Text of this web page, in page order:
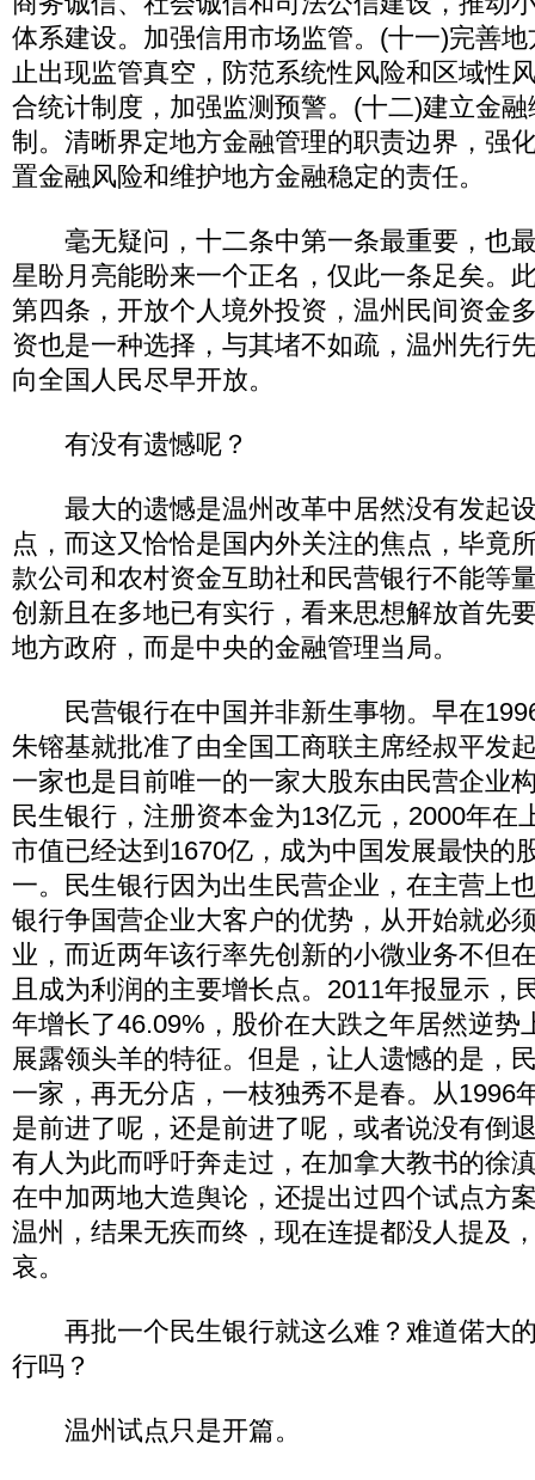
体系建设。加强信用市场监管。(十一)完善
止出现监管真空，防范系统性风险和区域性
合统计制度，加强监测预警。(十二)建立金
制。清晰界定地方金融管理的职责边界，强
置金融风险和维护地方金融稳定的责任。
毫无疑问，十二条中第一条最重要，也
星盼月亮能盼来一个正名，仅此一条足矣。
第四条，开放个人境外投资，温州民间资金
资也是一种选择，与其堵不如疏，温州先行
向全国人民尽早开放。
有没有遗憾呢？
最大的遗憾是温州改革中居然没有发起
点，而这又恰恰是国内外关注的焦点，毕竟
款公司和农村资金互助社和民营银行不能等
创新且在多地已有实行，看来思想解放首先
地方政府，而是中央的金融管理当局。
民营银行在中国并非新生事物。早在
朱镕基就批准了由全国工商联主席经叔平发
一家也是目前唯一的一家大股东由民营企业
民生银行，注册资本金为13亿元，2000年在
市值已经达到1670亿，成为中国发展最快的
一。民生银行因为出生民营企业，在主营上
银行争国营企业大客户的优势，从开始就必
业，而近两年该行率先创新的小微业务不但
且成为利润的主要增长点。2011年报显示，
年增长了46.09%，股价在大跌之年居然逆势
展露领头羊的特征。但是，让人遗憾的是，
一家，再无分店，一枝独秀不是春。从1996
是前进了呢，还是前进了呢，或者说没有倒
有人为此而呼吁奔走过，在加拿大教书的徐
在中加两地大造舆论，还提出过四个试点方
温州，结果无疾而终，现在连提都没人提及
哀。
再批一个民生银行就这么难？难道偌大
行吗？
温州试点只是开篇。